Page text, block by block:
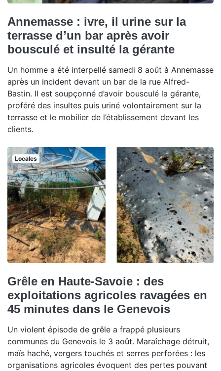
Annemasse : ivre, il urine sur la
terrasse d’un bar après avoir
bousculé et insulté la gérante
Un homme a été interpellé samedi 8 août à Annemasse
après un incident devant un bar de la rue Alfred-
Bastin. Il est soupçonné d’avoir bousculé la gérante,
proféré des insultes puis uriné volontairement sur la
terrasse et le mobilier de l’établissement devant les
clients.
Locales
Grêle en Haute-Savoie : des
exploitations agricoles ravagées en
45 minutes dans le Genevois
Un violent épisode de grêle a frappé plusieurs
communes du Genevois le 3 août. Maraîchage détruit,
maïs haché, vergers touchés et serres perforées : les
organisations agricoles évoquent des pertes pouvant